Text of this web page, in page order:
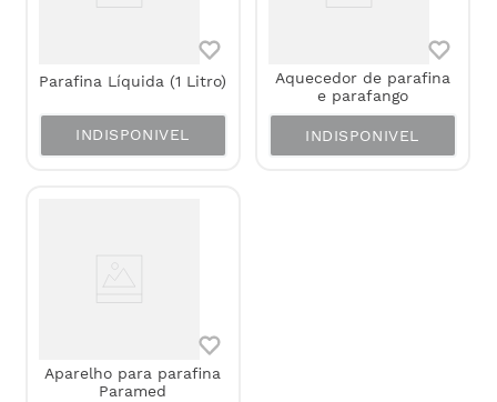
Parafina Líquida (1 Litro)
INDISPONIVEL
Aquecedor de parafina
e parafango
INDISPONIVEL
Aparelho para parafina
Paramed